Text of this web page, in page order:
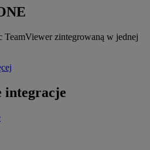
TeamViewer zintegrowaną w jednej
integracje